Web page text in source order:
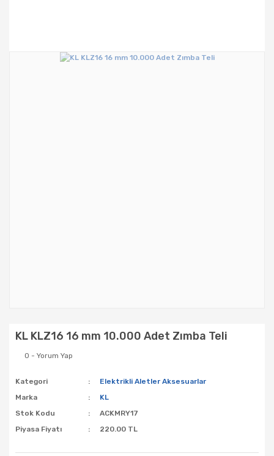
KL KLZ16 16 mm 10.000 Adet Zımba Teli
0 - Yorum Yap
Kategori
Elektrikli Aletler Aksesuarlar
Marka
KL
Stok Kodu
ACKMRY17
Piyasa Fiyatı
220.00 TL